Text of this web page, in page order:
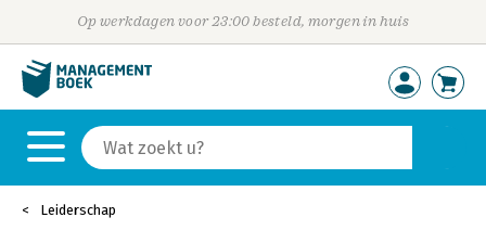
Op werkdagen voor 23:00 besteld, morgen in huis
Leiderschap